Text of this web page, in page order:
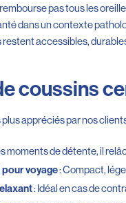
pas tous les
dans un contexte
accessibles,
coussins
appréciés par nos
moments de détente, il
voyage: Compact,
: Idéal en cas de